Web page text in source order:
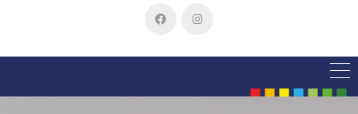
■■■■■■■